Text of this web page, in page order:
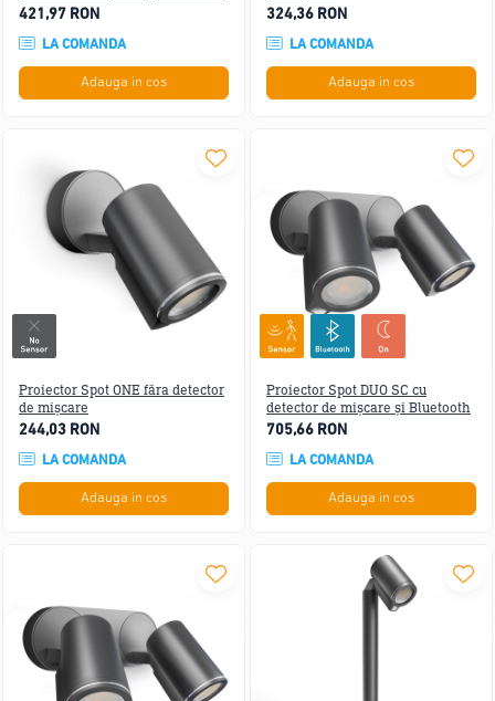
421,97 RON
LA COMANDA
Adauga in cos
324,36 RON
LA COMANDA
Adauga in cos
Proiector Spot ONE făra detector
de mișcare
244,03 RON
LA COMANDA
Adauga in cos
Proiector Spot DUO SC cu
detector de mișcare și Bluetooth
705,66 RON
LA COMANDA
Adauga in cos